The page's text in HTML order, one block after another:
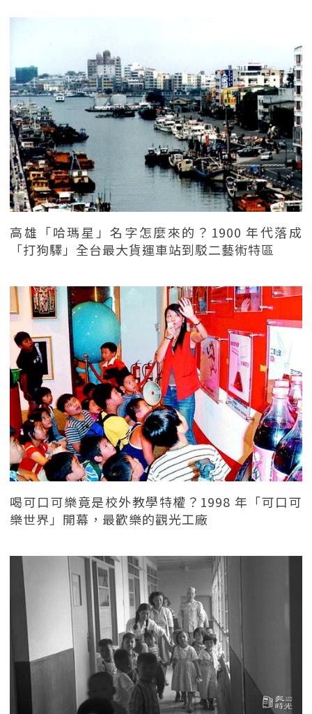
高雄「哈瑪星」名字怎麼來的？1900 年代落成
「打狗驛」全台最大貨運車站到駁二藝術特區
喝可口可樂竟是校外教學特權？1998 年「可口可
樂世界」開幕，最歡樂的觀光工廠